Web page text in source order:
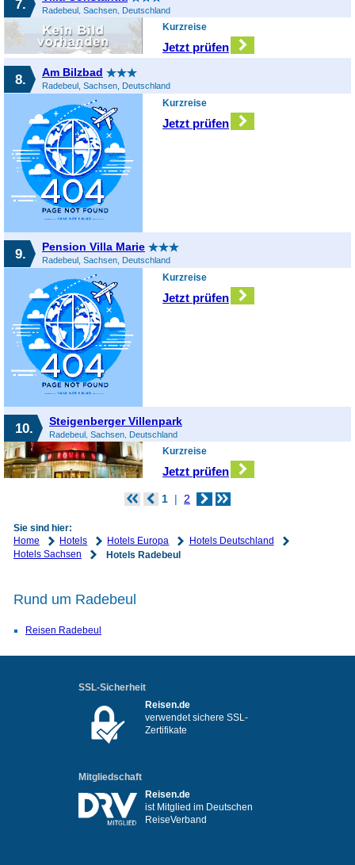
7. Radebeul, Sachsen, Deutschland
Kurzreise
Jetzt prüfen
8. Am Bilzbad
Radebeul, Sachsen, Deutschland
Kurzreise
Jetzt prüfen
9. Pension Villa Marie
Radebeul, Sachsen, Deutschland
Kurzreise
Jetzt prüfen
10. Steigenberger Villenpark
Radebeul, Sachsen, Deutschland
Kurzreise
Jetzt prüfen
1 2
Sie sind hier:
Home
Hotels Hotels Europa
Hotels Deutschland
Hotels Sachsen
Hotels Radebeul
Rund um Radebeul
Reisen Radebeul
SSL-Sicherheit
Reisen.de
verwendet sichere SSL-
Zertifikate
Mitgliedschaft
Reisen.de
ist Mitglied im Deutschen
ReiseVerband